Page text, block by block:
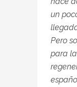
un
Pero
para